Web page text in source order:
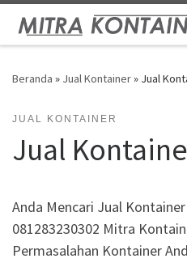
Skip to content
Beranda » Jual Kontainer» Jual
JUAL KONTAINER
Jual
Anda Mencari Jual
081283230302 Mitra
Permasalahan Kontainer